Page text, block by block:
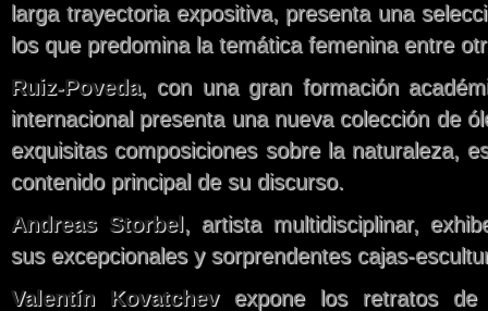
larga trayectoria expositiva, presenta una
los que predomina la temática femenina entre
Ruiz-Poveda, con una gran formación
internacional presenta una nueva colección de
exquisitas composiciones sobre la naturaleza,
contenido principal de su discurso.
Andreas Storbel, artista multidisciplinar,
sus excepcionales y sorprendentes cajas-
Valentín Kovatchevexpone los retratos de